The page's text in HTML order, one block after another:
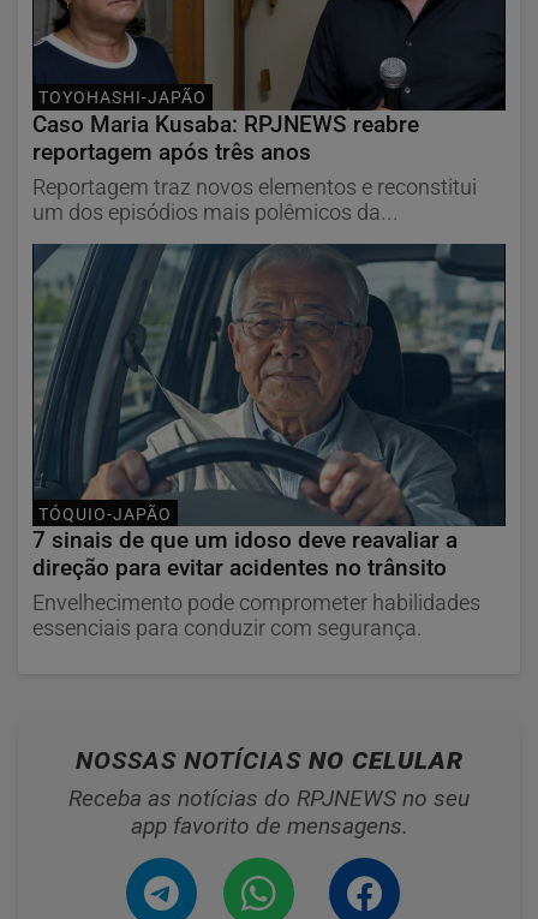
TOYOHASHI-JAPÃO
Caso Maria Kusaba: RPJNEWS reabre
reportagem após três anos
Reportagem traz novos elementos e reconstitui
um dos episódios mais polêmicos da...
TÓQUIO-JAPÃO
7 sinais de que um idoso deve reavaliar a
direção para evitar acidentes no trânsito
Envelhecimento pode comprometer habilidades
essenciais para conduzir com segurança.
NOSSAS NOTÍCIAS NO CELULAR
Receba as notícias do RPJNEWS no seu
app favorito de mensagens.